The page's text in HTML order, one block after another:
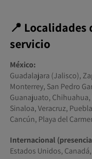
📍
servicio
México:
Guadalajara (Jalisco),
Monterrey, San Pedro
Guanajuato,
Sinaloa, Veracruz,
Cancún, Playa del
Internacional
Estados Unidos,